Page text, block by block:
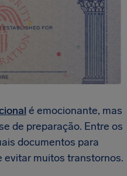
é emocionante, mas
de preparação. Entre os
documentos para
evitar muitos transtornos.